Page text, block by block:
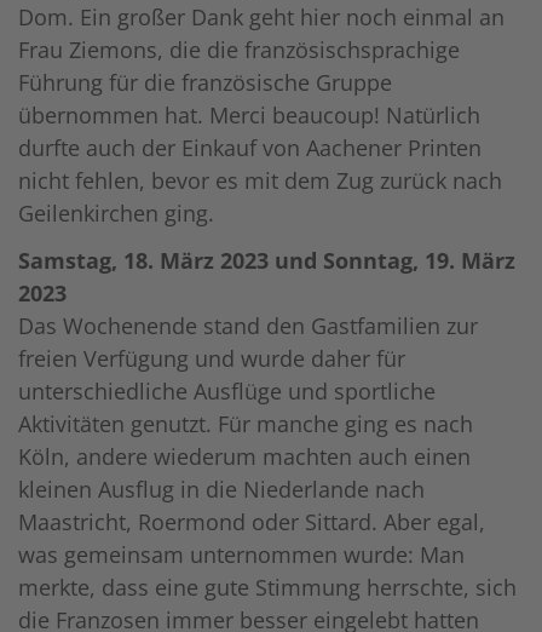
Dom. Ein großer Dank geht hier noch einmal an
Frau Ziemons, die die französischsprachige
Führung für die französische Gruppe
übernommen hat. Merci beaucoup! Natürlich
durfte auch der Einkauf von Aachener Printen
nicht fehlen, bevor es mit dem Zug zurück nach
Geilenkirchen ging.
Samstag, 18. März 2023 und Sonntag, 19. März
2023
Das Wochenende stand den Gastfamilien zur
freien Verfügung und wurde daher für
unterschiedliche Ausflüge und sportliche
Aktivitäten genutzt. Für manche ging es nach
Köln, andere wiederum machten auch einen
kleinen Ausflug in die Niederlande nach
Maastricht, Roermond oder Sittard. Aber egal,
was gemeinsam unternommen wurde: Man
merkte, dass eine gute Stimmung herrschte, sich
die Franzosen immer besser eingelebt hatten